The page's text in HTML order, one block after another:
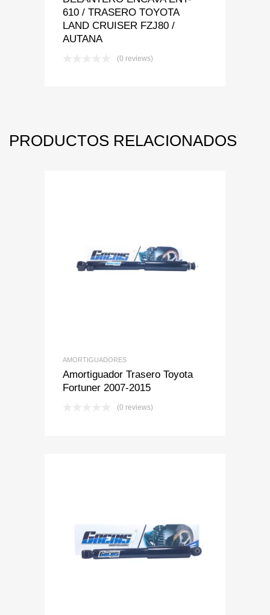
610 / TRASERO TOYOTA
LAND CRUISER FZJ80 /
AUTANA
(0 reviews)
PRODUCTOS RELACIONADOS
Add to Wishlist
Add to Compare
AMORTIGUADORES
Amortiguador Trasero Toyota
Fortuner 2007-2015
(0 reviews)
Add to Wishlist
Add to Compare